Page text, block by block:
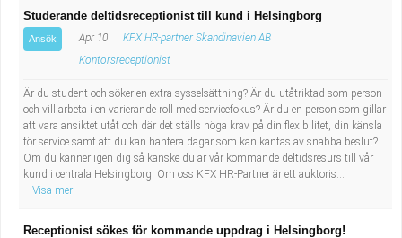
Studerande deltidsreceptionist till kund i Helsingborg
Ansök Apr 10
KFX HR-partner Skandinavien AB
Kontorsreceptionist
Är du student och söker en extra sysselsättning? Är du utåtriktad som person
och vill arbeta i en varierande roll med servicefokus? Är du en person som gillar
att vara ansiktet utåt och där det ställs höga krav på din flexibilitet, din känsla
för service samt att du kan hantera dagar som kan kantas av snabba beslut?
Om du känner igen dig så kanske du är vår kommande deltidsresurs till vår
kund i centrala Helsingborg. Om oss KFX HR-Partner är ett auktoris...
Visa mer
Receptionist sökes för kommande uppdrag i Helsingborg!